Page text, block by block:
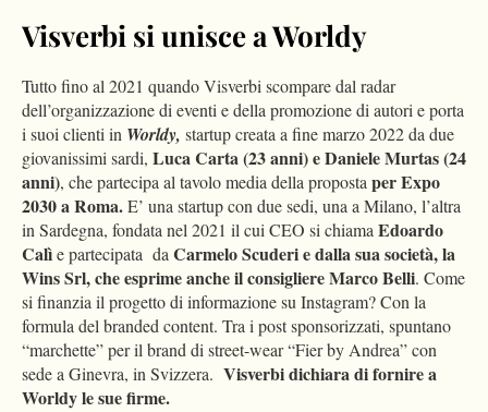
Visverbi si unisce a Worldy
Tutto fino al 2021 quando Visverbi scompare dal radar
dell’organizzazione di eventi e della promozione di autori e porta
i suoi clienti in Worldy, startup creata a fine marzo 2022 da due
giovanissimi sardi, Luca Carta (23 anni) e Daniele Murtas (24
anni), che partecipa al tavolo media della propostaper Expo
2030 a Roma.E’ una startup con due sedi, una a Milano, l’altra
in Sardegna, fondata nel 2021 il cui CEO si chiamaEdoardo
Calìe partecipata daCarmelo Scuderi e dalla sua società, la
Wins Srl, che esprime anche il consigliere Marco Belli. Come
si finanzia il progetto di informazione su Instagram? Con la
formula del branded content. Tra i post sponsorizzati, spuntano
“marchette” per il brand di street-wear “Fier by Andrea” con
sede a Ginevra, in Svizzera. Visverbi dichiara di fornire a
Worldy le sue firme.